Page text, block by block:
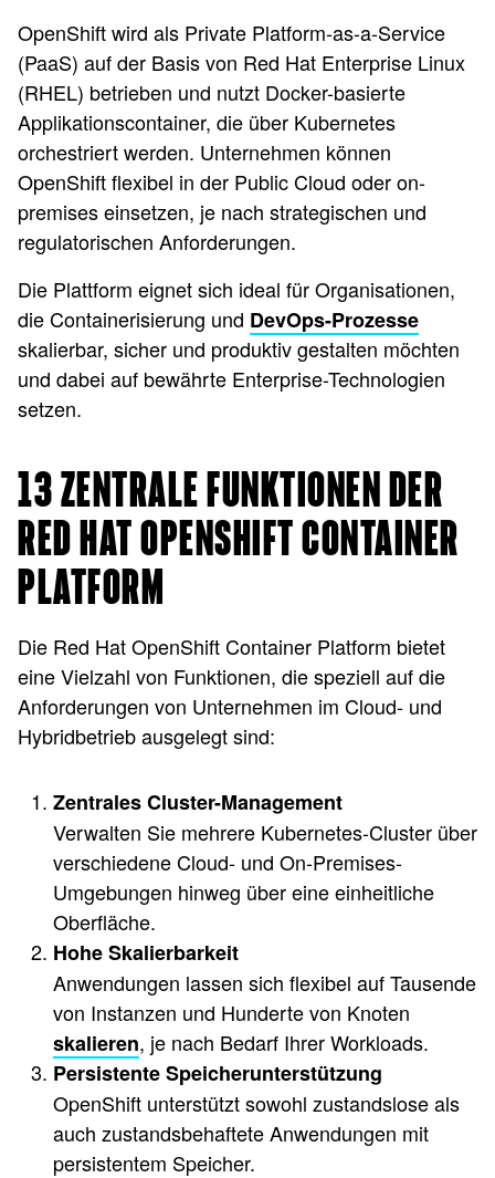
OpenShift wird als Private Platform-as-a-Service
(PaaS) auf der Basis von Red Hat Enterprise Linux
(RHEL) betrieben und nutzt Docker-basierte
Applikationscontainer, die über Kubernetes
orchestriert werden. Unternehmen können
OpenShift flexibel in der Public Cloud oder on-
premises einsetzen, je nach strategischen und
regulatorischen Anforderungen.
Die Plattform eignet sich ideal für Organisationen,
die Containerisierung und DevOps-Prozesse
skalierbar, sicher und produktiv gestalten möchten
und dabei auf bewährte Enterprise-Technologien
setzen.
13 ZENTRALE FUNKTIONEN DER
RED HAT OPENSHIFT CONTAINER
PLATFORM
Die Red Hat OpenShift Container Platform bietet
eine Vielzahl von Funktionen, die speziell auf die
Anforderungen von Unternehmen im Cloud- und
Hybridbetrieb ausgelegt sind:
Zentrales Cluster-Management
Verwalten Sie mehrere Kubernetes-Cluster über
verschiedene Cloud- und On-Premises-
Umgebungen hinweg über eine einheitliche
Oberfläche.
Hohe Skalierbarkeit
Anwendungen lassen sich flexibel auf Tausende
von Instanzen und Hunderte von Knoten
skalieren, je nach Bedarf Ihrer Workloads.
Persistente Speicherunterstützung
OpenShift unterstützt sowohl zustandslose als
auch zustandsbehaftete Anwendungen mit
persistentem Speicher.